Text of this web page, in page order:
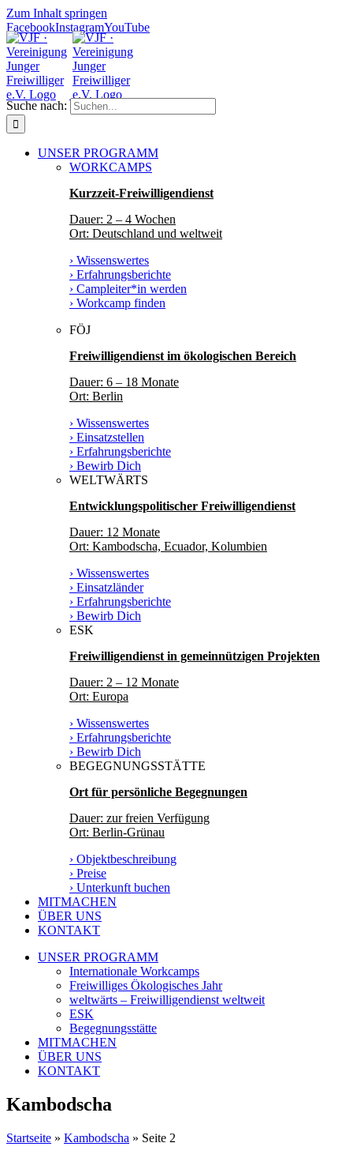
Zum Inhalt springen
FacebookInstagramYouTube
Suche nach:
UNSER PROGRAMM
WORKCAMPS
Kurzzeit-Freiwilligendienst
Dauer: 2 – 4 Wochen
Ort: Deutschland und weltweit
› Wissenswertes
› Erfahrungsberichte
› Campleiter*in werden
› Workcamp finden
FÖJ
Freiwilligendienst im ökologischen Bereich
Dauer: 6 – 18 Monate
Ort: Berlin
› Wissenswertes
› Einsatzstellen
› Erfahrungsberichte
› Bewirb Dich
WELTWÄRTS
Entwicklungspolitischer Freiwilligendienst
Dauer: 12 Monate
Ort: Kambodscha, Ecuador, Kolumbien
› Wissenswertes
› Einsatzländer
› Erfahrungsberichte
› Bewirb Dich
ESK
Freiwilligendienst in gemeinnützigen Projekten
Dauer: 2 – 12 Monate
Ort: Europa
› Wissenswertes
› Erfahrungsberichte
› Bewirb Dich
BEGEGNUNGSSTÄTTE
Ort für persönliche Begegnungen
Dauer: zur freien Verfügung
Ort: Berlin-Grünau
› Objektbeschreibung
› Preise
› Unterkunft buchen
MITMACHEN
ÜBER UNS
KONTAKT
UNSER PROGRAMM
Internationale Workcamps
Freiwilliges Ökologisches Jahr
weltwärts – Freiwilligendienst weltweit
ESK
Begegnungsstätte
MITMACHEN
ÜBER UNS
KONTAKT
Kambodscha
Startseite » Kambodscha » Seite 2